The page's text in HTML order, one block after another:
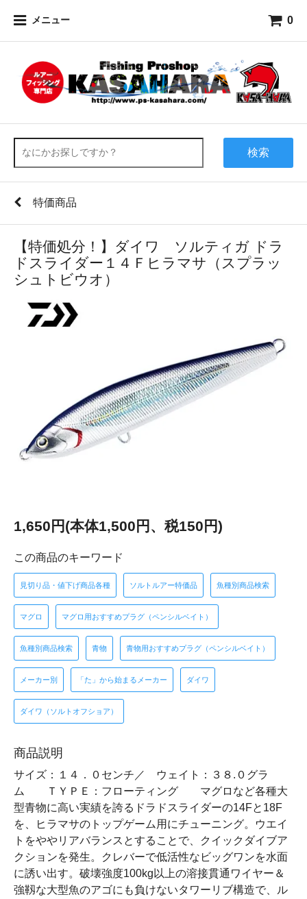
メニュー 0
検索
特価商品
【特価処分！】ダイワ ソルティガ ドラ
ドスライダー１４Ｆヒラマサ（スプラッ
シュトビウオ）
1,650円(本体1,500円、税150円)
この商品のキーワード
見切り品・値下げ商品各種 ソルトルアー特価品 魚種別商品検索
マグロ マグロ用おすすめプラグ（ペンシルベイト）
魚種別商品検索 青物 青物用おすすめプラグ（ペンシルベイト）
メーカー別 「た」から始まるメーカー ダイワ
ダイワ（ソルトオフショア）
商品説明
サイズ：１４．０センチ／ ウェイト：３８.０グラ
ム ＴＹＰＥ：フローティング マグロなど各種大
型青物に高い実績を誇るドラドスライダーの14Fと18F
を、ヒラマサのトップゲーム用にチューニング。ウエイ
トをややリアバランスとすることで、クイックダイブア
クションを発生。クレバーで低活性なビッグワンを水面
に誘い出す。破壊強度100kg以上の溶接貫通ワイヤー＆
強靱な大型魚のアゴにも負けないタワーリブ構造で、ル